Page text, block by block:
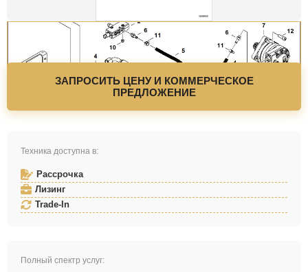
ЗАПРОСИТЬ ЦЕНУ И КОММЕРЧЕСКОЕ
ПРЕДЛОЖЕНИЕ
Техника доступна в:
Рассрочка
Лизинг
Trade-In
Полный спектр услуг: